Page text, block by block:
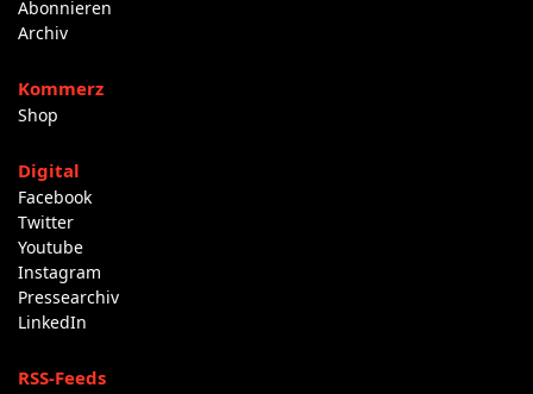
Abonnieren
Archiv
Kommerz
Shop
Digital
Facebook
Twitter
Youtube
Instagram
Pressearchiv
LinkedIn
RSS-Feeds